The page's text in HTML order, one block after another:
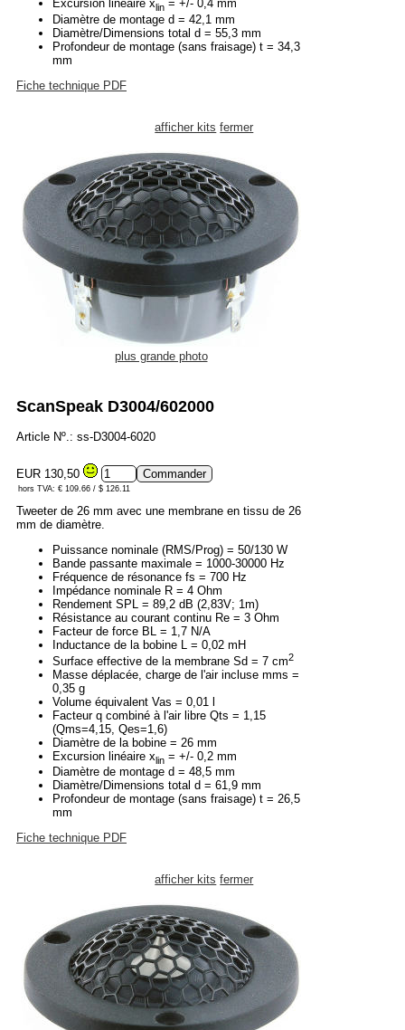
Excursion linéaire xlin = +/- 0,4 mm
Diamètre de montage d = 42,1 mm
Diamètre/Dimensions total d = 55,3 mm
Profondeur de montage (sans fraisage) t = 34,3
mm
Fiche technique PDF
afficher kits fermer
plus grande photo
ScanSpeak D3004/602000
Article Nº.: ss-D3004-6020
EUR 130,50
hors TVA: € 109.66 / $ 126.11
Tweeter de 26 mm avec une membrane en tissu de 26
mm de diamètre.
Puissance nominale (RMS/Prog) = 50/130 W
Bande passante maximale = 1000-30000 Hz
Fréquence de résonance fs = 700 Hz
Impédance nominale R = 4 Ohm
Rendement SPL = 89,2 dB (2,83V; 1m)
Résistance au courant continu Re = 3 Ohm
Facteur de force BL = 1,7 N/A
Inductance de la bobine L = 0,02 mH
Surface effective de la membrane Sd = 7 cm2
Masse déplacée, charge de l'air incluse mms =
0,35 g
Volume équivalent Vas = 0,01 l
Facteur q combiné à l'air libre Qts = 1,15
(Qms=4,15, Qes=1,6)
Diamètre de la bobine = 26 mm
Excursion linéaire xlin = +/- 0,2 mm
Diamètre de montage d = 48,5 mm
Diamètre/Dimensions total d = 61,9 mm
Profondeur de montage (sans fraisage) t = 26,5
mm
Fiche technique PDF
afficher kits fermer